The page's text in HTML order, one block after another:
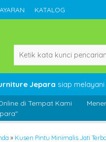
KATALOG
Jepara siap
di Tempat Kami
» Kusen Pintu Minimalis Jati